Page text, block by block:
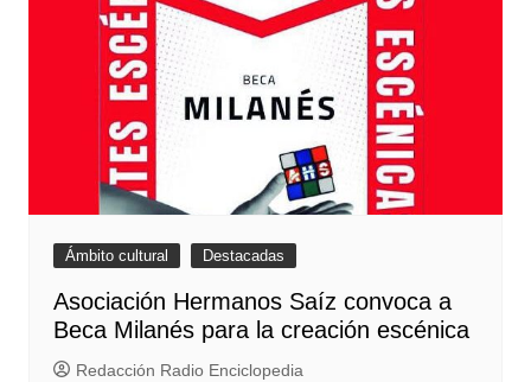
Ámbito cultural Destacadas
Asociación Hermanos Saíz convoca a
Beca Milanés para la creación escénica
Redacción Radio Enciclopedia